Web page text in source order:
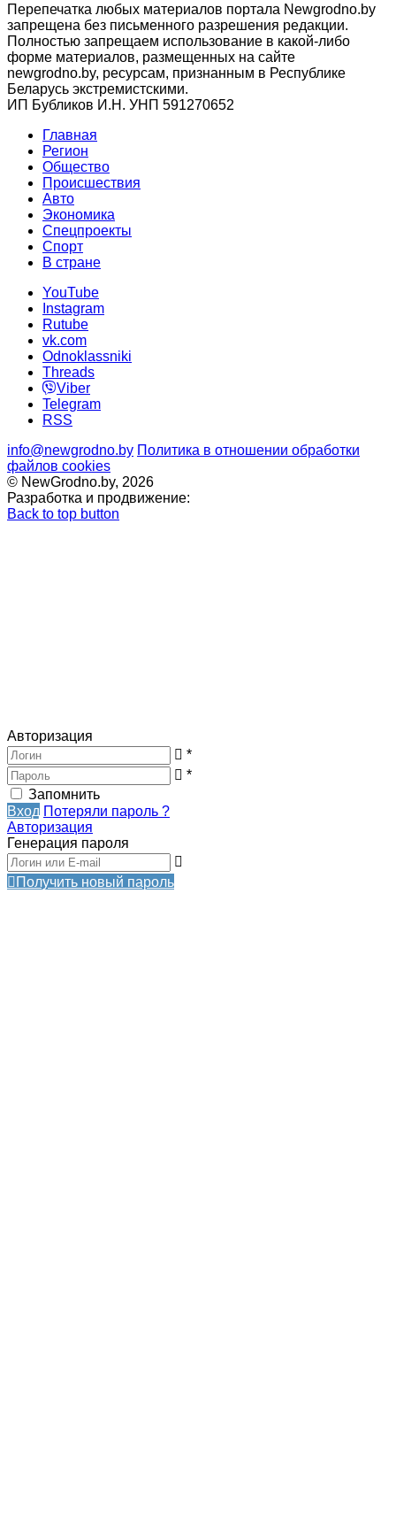
Перепечатка любых материалов портала Newgrodno.by
запрещена без письменного разрешения редакции.
Полностью запрещаем использование в какой-либо
форме материалов, размещенных на сайте
newgrodno.by, ресурсам, признанным в Республике
Беларусь экстремистскими.
ИП Бубликов И.Н. УНП 591270652
Главная
Регион
Общество
Происшествия
Авто
Экономика
Спецпроекты
Cпорт
В стране
YouTube
Instagram
Rutube
vk.com
Odnoklassniki
Threads
Viber
Telegram
RSS
info@newgrodno.by Политика в отношении обработки
файлов cookies
© NewGrodno.by, 2026
Разработка и продвижение:
Back to top button
Авторизация
*
*
Запомнить
Вход Потеряли пароль ?
Авторизация
Генерация пароля
Получить новый пароль